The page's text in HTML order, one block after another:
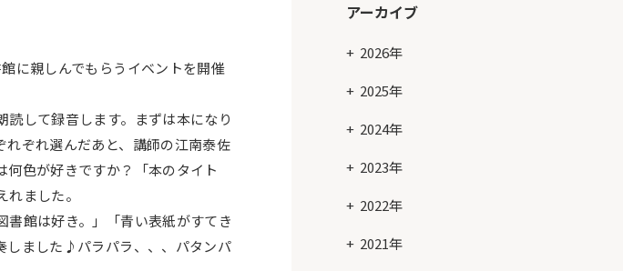
アーカイブ
2026年
2025年
2024年
2023年
2022年
2021年
に親しんでもらうイベントを開催
読して録音します。まずは本になり
ぞれ選んだあと、講師の江南泰佐
色が好きですか？「本のタイト
ました。
書館は好き。」「青い表紙がすてき
しました♪パラパラ、、、パタンパ